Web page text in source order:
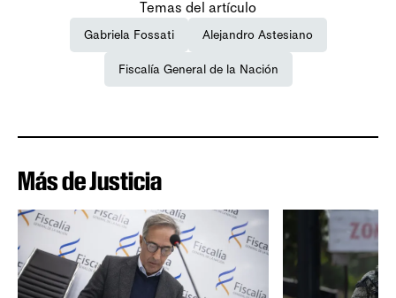
Temas del artículo
Gabriela Fossati Alejandro Astesiano
Fiscalía General de la Nación
Más de Justicia